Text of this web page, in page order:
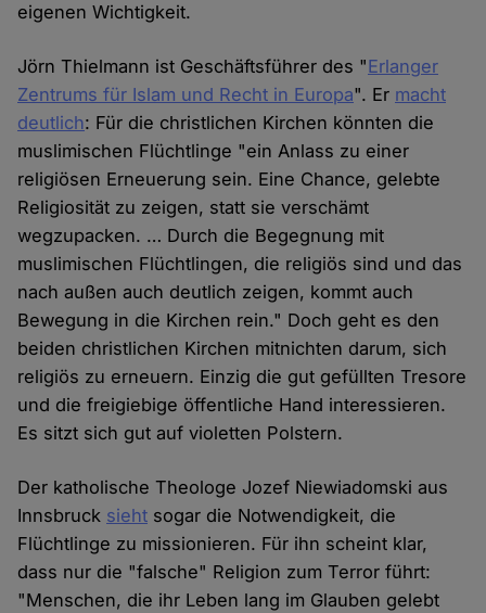
eigenen Wichtigkeit.
Jörn Thielmann ist Geschäftsführer des "Erlanger
Zentrums für Islam und Recht in Europa". Er macht
deutlich: Für die christlichen Kirchen könnten die
muslimischen Flüchtlinge "ein Anlass zu einer
religiösen Erneuerung sein. Eine Chance, gelebte
Religiosität zu zeigen, statt sie verschämt
wegzupacken. … Durch die Begegnung mit
muslimischen Flüchtlingen, die religiös sind und das
nach außen auch deutlich zeigen, kommt auch
Bewegung in die Kirchen rein." Doch geht es den
beiden christlichen Kirchen mitnichten darum, sich
religiös zu erneuern. Einzig die gut gefüllten Tresore
und die freigiebige öffentliche Hand interessieren.
Es sitzt sich gut auf violetten Polstern.
Der katholische Theologe Jozef Niewiadomski aus
Innsbruck sieht sogar die Notwendigkeit, die
Flüchtlinge zu missionieren. Für ihn scheint klar,
dass nur die "falsche" Religion zum Terror führt:
"Menschen, die ihr Leben lang im Glauben gelebt